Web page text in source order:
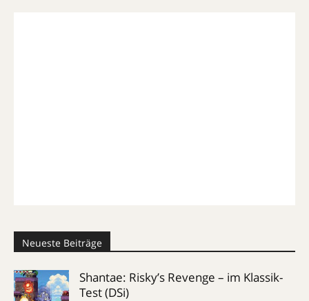
Neueste Beiträge
Shantae: Risky’s Revenge – im Klassik-
Test (DSi)